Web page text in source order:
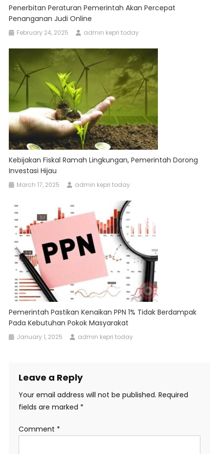
Penerbitan Peraturan Pemerintah Akan Percepat
Penanganan Judi Online
February 24, 2025 admin kepri today
Kebijakan Fiskal Ramah Lingkungan, Pemerintah Dorong
Investasi Hijau
March 17, 2025 admin kepri today
Pemerintah Pastikan Kenaikan PPN 1% Tidak Berdampak
Pada Kebutuhan Pokok Masyarakat
January 1, 2025 admin kepri today
Leave a Reply
Your email address will not be published. Required
fields are marked *
Comment *